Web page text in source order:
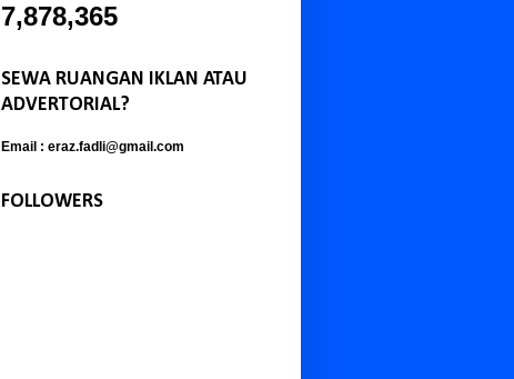
7,878,365
SEWA RUANGAN IKLAN ATAU
ADVERTORIAL?
Email : eraz.fadli@gmail.com
FOLLOWERS